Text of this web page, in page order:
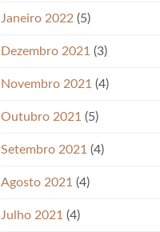
Janeiro 2022 (5)
Dezembro 2021 (3)
Novembro 2021 (4)
Outubro 2021 (5)
Setembro 2021 (4)
Agosto 2021 (4)
Julho 2021 (4)